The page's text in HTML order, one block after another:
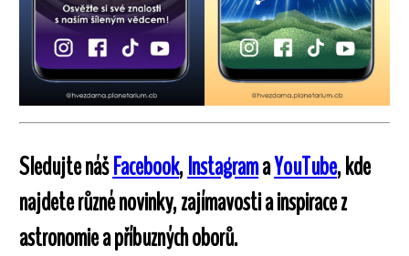
Sledujte nášFacebook,InstagramaYouTube, kde
najdete různé novinky, zajímavosti a inspirace z
astronomie a příbuzných oborů.